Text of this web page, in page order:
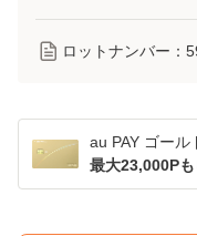
ロットナンバー：
au PAY ゴール
最大23,000P